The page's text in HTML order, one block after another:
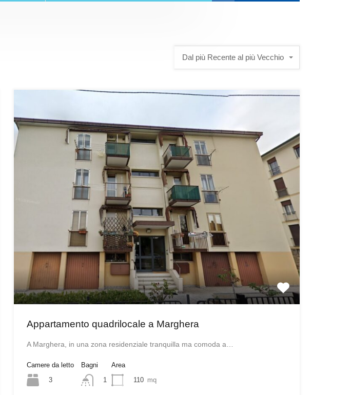
Dal più Recente al più Vecchio
Appartamento quadrilocale a Marghera
A Marghera, in una zona residenziale tranquilla ma comoda a…
Camere da letto
3
Bagni
1
Area
110 mq